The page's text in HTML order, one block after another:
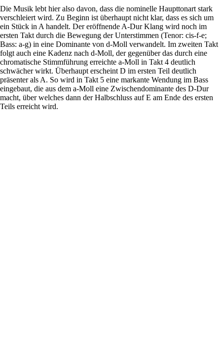
Die Musik lebt hier also davon, dass die nominelle Haupttonart stark
verschleiert wird. Zu Beginn ist überhaupt nicht klar, dass es sich um
ein Stück in A handelt. Der eröffnende A-Dur Klang wird noch im
ersten Takt durch die Bewegung der Unterstimmen (Tenor: cis-f-e;
Bass: a-g) in eine Dominante von d-Moll verwandelt. Im zweiten Takt
folgt auch eine Kadenz nach d-Moll, der gegenüber das durch eine
chromatische Stimmführung erreichte a-Moll in Takt 4 deutlich
schwächer wirkt. Überhaupt erscheint D im ersten Teil deutlich
präsenter als A. So wird in Takt 5 eine markante Wendung im Bass
eingebaut, die aus dem a-Moll eine Zwischendominante des D-Dur
macht, über welches dann der Halbschluss auf E am Ende des ersten
Teils erreicht wird.